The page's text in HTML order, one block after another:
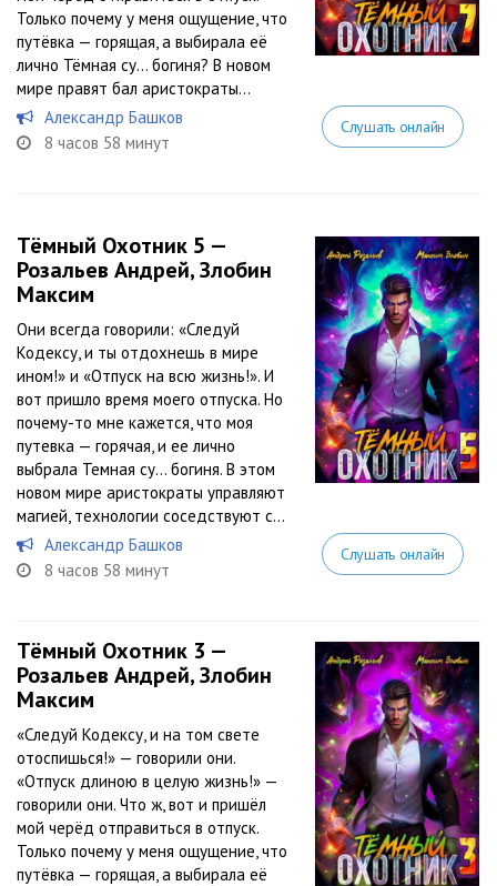
Только почему у меня ощущение, что
путёвка — горящая, а выбирала её
лично Тёмная су… богиня? В новом
мире правят бал аристократы...
Александр Башков
8 часов 58 минут
Слушать онлайн
Тёмный Охотник 5 —
Розальев Андрей, Злобин
Максим
Они всегда говорили: «Следуй
Кодексу, и ты отдохнешь в мире
ином!» и «Отпуск на всю жизнь!». И
вот пришло время моего отпуска. Но
почему-то мне кажется, что моя
путевка — горячая, и ее лично
выбрала Темная су… богиня. В этом
новом мире аристократы управляют
магией, технологии соседствуют с...
Александр Башков
8 часов 58 минут
Слушать онлайн
Тёмный Охотник 3 —
Розальев Андрей, Злобин
Максим
«Следуй Кодексу, и на том свете
отоспишься!» — говорили они.
«Отпуск длиною в целую жизнь!» —
говорили они. Что ж, вот и пришёл
мой черёд отправиться в отпуск.
Только почему у меня ощущение, что
путёвка — горящая, а выбирала её